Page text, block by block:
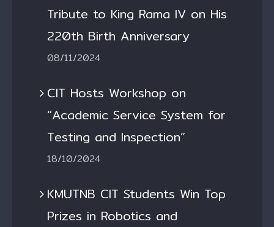
Tribute to King Rama IV on His
220th Birth Anniversary
08/11/2024
CIT Hosts Workshop on
“Academic Service System for
Testing and Inspection”
18/10/2024
KMUTNB CIT Students Win Top
Prizes in Robotics and